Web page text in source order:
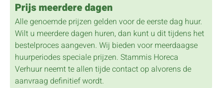
Prijs meerdere dagen
Alle genoemde prijzen gelden voor de eerste dag huur.
Wilt u meerdere dagen huren, dan kunt u dit tijdens het
bestelproces aangeven. Wij bieden voor meerdaagse
huurperiodes speciale prijzen. Stammis Horeca
Verhuur neemt te allen tijde contact op alvorens de
aanvraag definitief wordt.